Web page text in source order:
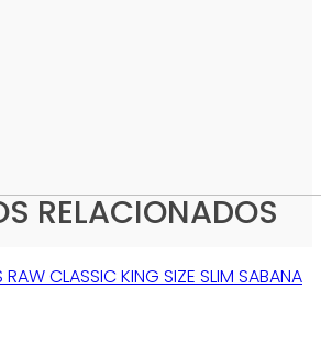
RELACIONADOS